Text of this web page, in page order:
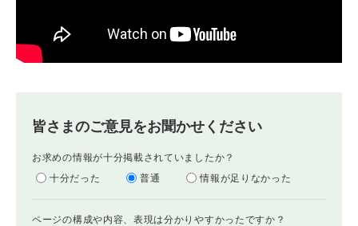
皆さまのご意見をお聞かせください
お求めの情報が十分掲載されていましたか？
十分だった
普通 情報が足りなかった
ページの構成や内容、表現は分かりやすかったですか？